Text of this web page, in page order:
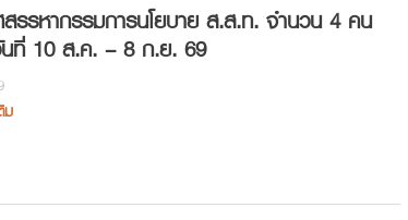
สรรหากรรมการนโยบาย ส.ส.ท. จำนวน 4 คน
ที่ 10 ส.ค. – 8 ก.ย. 69
ม